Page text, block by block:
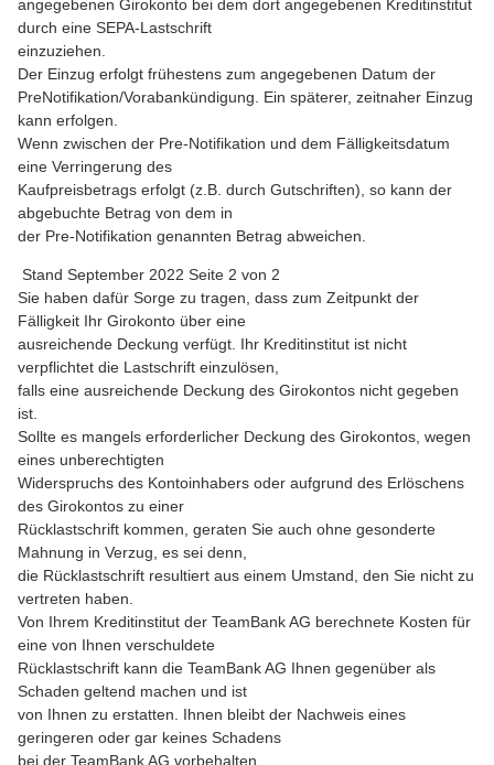
angegebenen Girokonto bei dem dort angegebenen Kreditinstitut
durch eine SEPA-Lastschrift
einzuziehen.
Der Einzug erfolgt frühestens zum angegebenen Datum der
PreNotifikation/Vorabankündigung. Ein späterer, zeitnaher Einzug
kann erfolgen.
Wenn zwischen der Pre-Notifikation und dem Fälligkeitsdatum
eine Verringerung des
Kaufpreisbetrags erfolgt (z.B. durch Gutschriften), so kann der
abgebuchte Betrag von dem in
der Pre-Notifikation genannten Betrag abweichen.
Stand September 2022 Seite 2 von 2
Sie haben dafür Sorge zu tragen, dass zum Zeitpunkt der
Fälligkeit Ihr Girokonto über eine
ausreichende Deckung verfügt. Ihr Kreditinstitut ist nicht
verpflichtet die Lastschrift einzulösen,
falls eine ausreichende Deckung des Girokontos nicht gegeben
ist.
Sollte es mangels erforderlicher Deckung des Girokontos, wegen
eines unberechtigten
Widerspruchs des Kontoinhabers oder aufgrund des Erlöschens
des Girokontos zu einer
Rücklastschrift kommen, geraten Sie auch ohne gesonderte
Mahnung in Verzug, es sei denn,
die Rücklastschrift resultiert aus einem Umstand, den Sie nicht zu
vertreten haben.
Von Ihrem Kreditinstitut der TeamBank AG berechnete Kosten für
eine von Ihnen verschuldete
Rücklastschrift kann die TeamBank AG Ihnen gegenüber als
Schaden geltend machen und ist
von Ihnen zu erstatten. Ihnen bleibt der Nachweis eines
geringeren oder gar keines Schadens
bei der TeamBank AG vorbehalten.